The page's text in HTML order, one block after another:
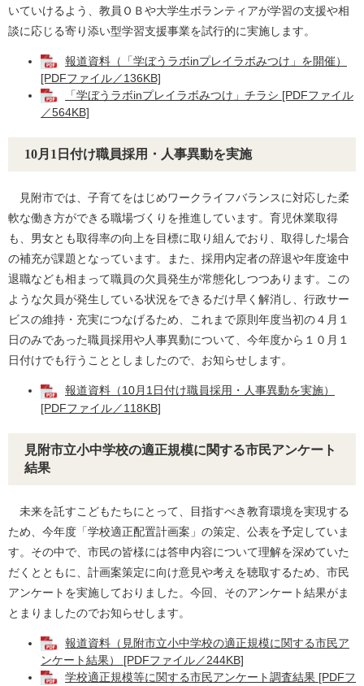
いていけるよう、教員ＯＢや大学生ボランティアが学習の支援や相
談に応じる寄り添い型学習支援事業を試行的に実施します。
報道資料（「学ぼうラボinプレイラボみつけ」を開催）
[PDFファイル／136KB]
「学ぼうラボinプレイラボみつけ」チラシ [PDFファイル
／564KB]
10月1日付け職員採用・人事異動を実施
見附市では、子育てをはじめワークライフバランスに対応した柔
軟な働き方ができる職場づくりを推進しています。育児休業取得
も、男女とも取得率の向上を目標に取り組んでおり、取得した場合
の補充が課題となっています。また、採用内定者の辞退や年度途中
退職なども相まって職員の欠員発生が常態化しつつあります。この
ような欠員が発生している状況をできるだけ早く解消し、行政サー
ビスの維持・充実につなげるため、これまで原則年度当初の４月１
日のみであった職員採用や人事異動について、今年度から１０月１
日付けでも行うこととしましたので、お知らせします。
報道資料（10月1日付け職員採用・人事異動を実施）
[PDFファイル／118KB]
見附市立小中学校の適正規模に関する市民アンケート
結果
未来を託すこどもたちにとって、目指すべき教育環境を実現する
ため、今年度「学校適正配置計画案」の策定、公表を予定していま
す。その中で、市民の皆様には答申内容について理解を深めていた
だくとともに、計画案策定に向け意見や考えを聴取するため、市民
アンケートを実施しておりました。今回、そのアンケート結果がま
とまりましたのでお知らせします。
報道資料（見附市立小中学校の適正規模に関する市民ア
ンケート結果） [PDFファイル／244KB]
学校適正規模等に関する市民アンケート調査結果 [PDFフ